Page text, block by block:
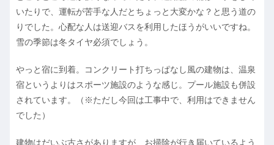
いたりで、運転が苦手な人だとちょっと大変かな？と思う道の
りでした。心配な人は送迎バスを利用したほうがいいですね。
雪の季節は冬タイヤ必須でしょう。
やっと宿に到着。コンクリート打ちっぱなし風の建物は、温泉
宿というよりはスポーツ施設のような感じ。プール施設も併設
されています。（※ただし今回は工事中で、利用はできません
でした）
建物はだいぶ古さがありますが、お掃除が行き届いているよう